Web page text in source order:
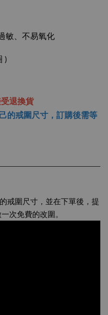
敏、不易氧化
)
退換貨
的戒圍尺寸， 訂購後需等
戒圍尺寸，並在下單後，提
次免費的改圍。